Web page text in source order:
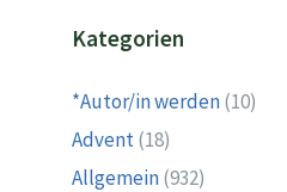
Kategorien
*Autor/in werden(10)
Advent(18)
Allgemein(932)